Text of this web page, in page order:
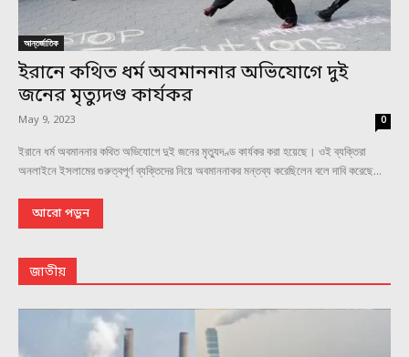
আন্তর্জাতিক
ইরানে কথিত ধর্ম অবমাননার অভিযোগে দুই
জনের মৃত্যুদণ্ড কার্যকর
May 9, 2023 0
ইরানে ধর্ম অবমাননার কথিত অভিযোগে দুই জনের মৃত্যুদণ্ড কার্যকর করা হয়েছে। ওই ব্যক্তিরা
অনলাইনে ইসলামের গুরুত্বপূর্ণ ব্যক্তিদের নিয়ে অবমাননাকর মন্তব্য করেছিলেন বলে দাবি করেছে...
আরো পড়ুন
জাতীয়